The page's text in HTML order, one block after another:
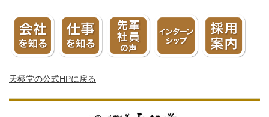
天極堂の公式HPに戻る